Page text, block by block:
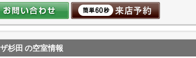
杉田 の空室情報